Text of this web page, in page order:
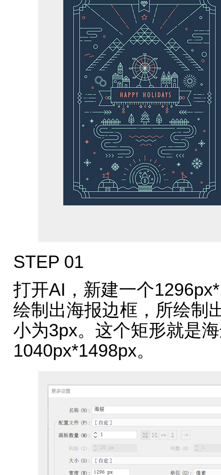
STEP 01
打开AI，新建一个
绘制出海报边框，所绘制
小为3px。这个矩形就是
1040px*1498px。